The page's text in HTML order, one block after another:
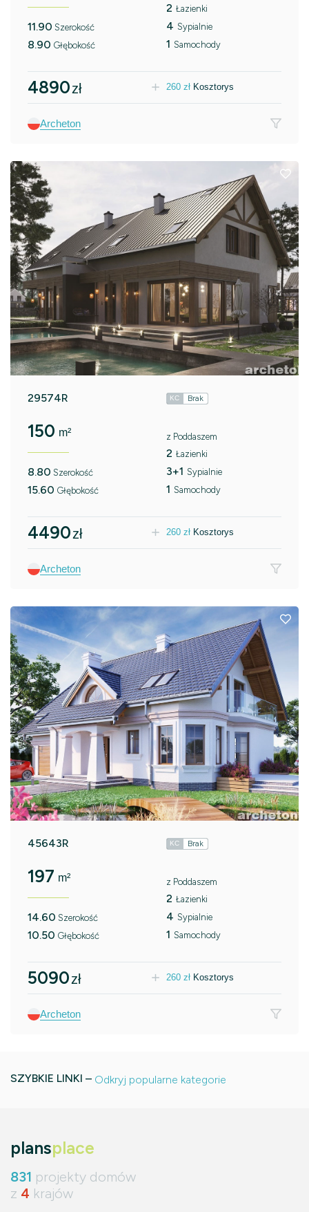
11.90 Szerokość
8.90 Głębokość
2 Łazienki
4 Sypialnie
1 Samochody
4890zł 260 zł Kosztorys
Archeton
29574R KC Brak
150 m²
8.80 Szerokość
15.60 Głębokość
z Poddaszem
2 Łazienki
3+1 Sypialnie
1 Samochody
4490zł 260 zł Kosztorys
Archeton
45643R KC Brak
197 m²
14.60 Szerokość
10.50 Głębokość
z Poddaszem
2 Łazienki
4 Sypialnie
1 Samochody
5090zł 260 zł Kosztorys
Archeton
SZYBKIE LINKI – Odkryj popularne kategorie
plansplace
831 projekty domów
z 4 krajów